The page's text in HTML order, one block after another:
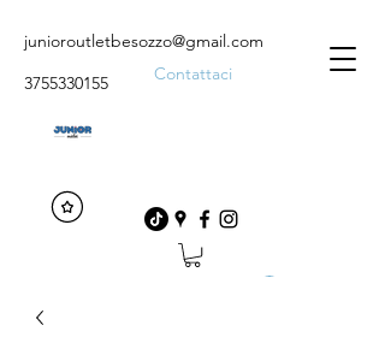
junioroutletbesozzo@gmail.com
Contattaci
3755330155